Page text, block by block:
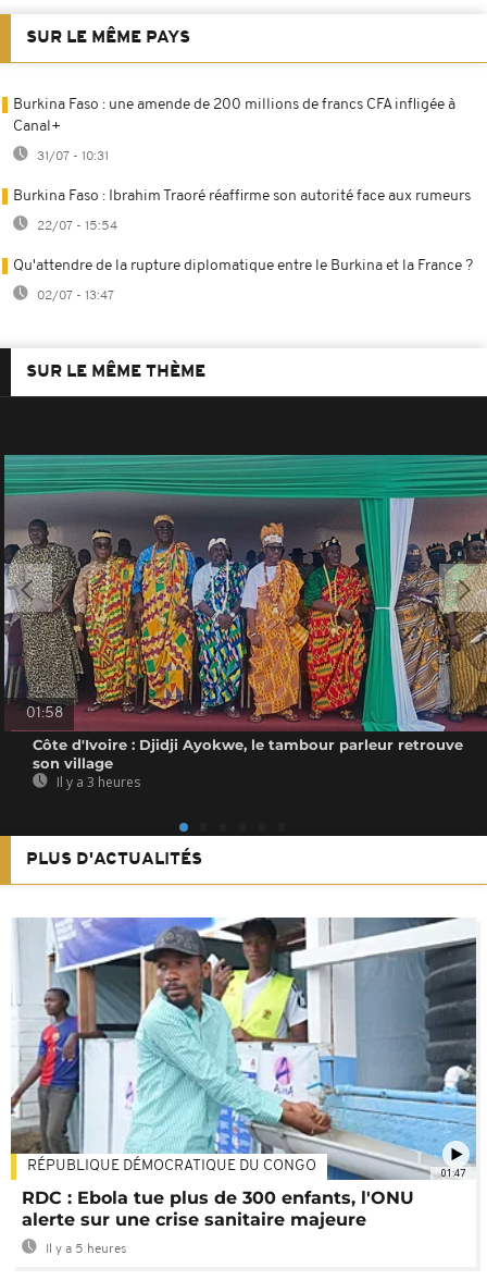
SUR LE MÊME PAYS
Burkina Faso : une amende de 200 millions de francs CFA infligée à
Canal+
31/07 - 10:31
Burkina Faso : Ibrahim Traoré réaffirme son autorité face aux rumeurs
22/07 - 15:54
Qu'attendre de la rupture diplomatique entre le Burkina et la France ?
02/07 - 13:47
SUR LE MÊME THÈME
01:58
Côte d'Ivoire : Djidji Ayokwe, le tambour parleur retrouve
son village
Il y a 3 heures
PLUS D'ACTUALITÉS
01:47
RÉPUBLIQUE DÉMOCRATIQUE DU CONGO
RDC : Ebola tue plus de 300 enfants, l'ONU
alerte sur une crise sanitaire majeure
Il y a 5 heures